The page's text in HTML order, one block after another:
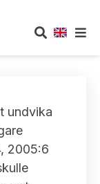
undvika
2005:6